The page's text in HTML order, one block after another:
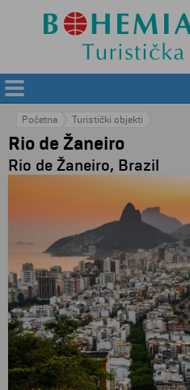
Početna Turistički objekti
Rio de Žaneiro
Rio de Žaneiro, Brazil